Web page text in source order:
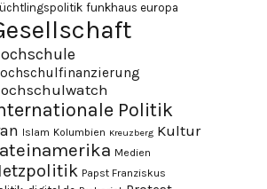
funkhaus europa
Politik
Islam Kolumbien Kreuzberg Kultur
Medien
Papst Franziskus